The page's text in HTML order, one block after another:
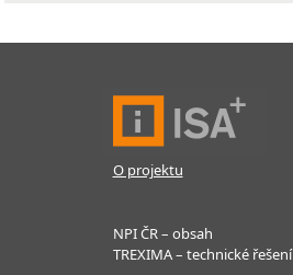
O projektu
NPI ČR – obsah
TREXIMA – technické řešení